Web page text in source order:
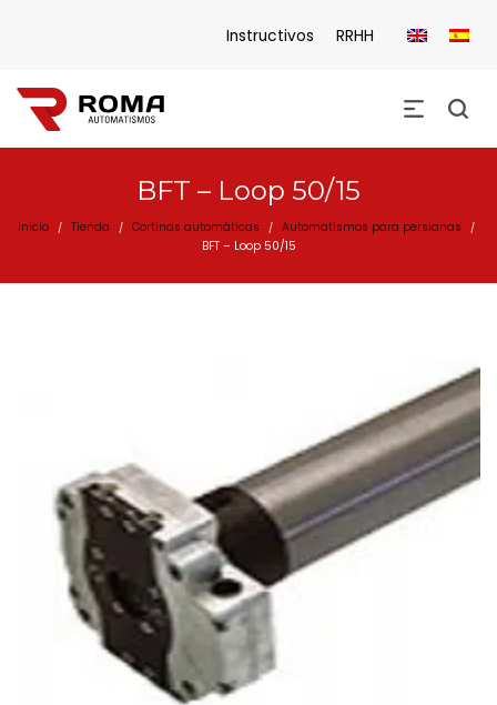
Instructivos RRHH
BFT – Loop 50/15
Inicio / Tienda / Cortinas automáticas / Automatismos para persianas /
BFT – Loop 50/15